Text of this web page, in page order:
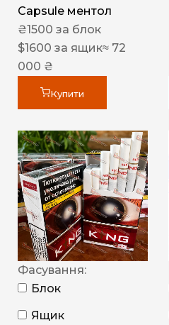
Capsule ментол
₴1500 за блок
$1600 за ящик≈ 72
000 ₴
Купити
Фасування:
Блок
Ящик